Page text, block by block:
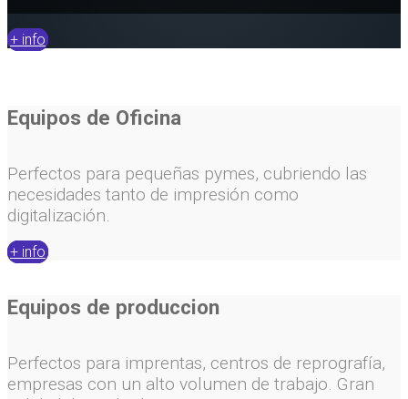
+ info
Equipos de Oficina
Perfectos para pequeñas pymes, cubriendo las
necesidades tanto de impresión como
digitalización.
+ info
Equipos de produccion
Perfectos para imprentas, centros de reprografía,
empresas con un alto volumen de trabajo. Gran